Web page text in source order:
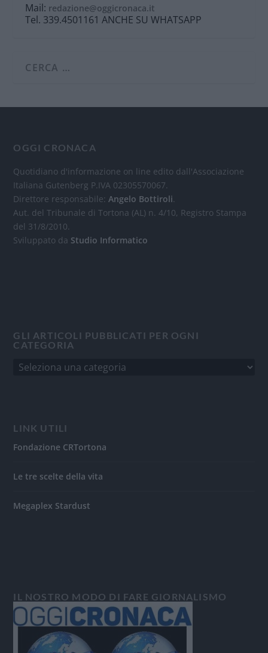
Mail: redazione@oggicronaca.it
Tel. 339.4501161 ANCHE SU WHATSAPP
OGGI CRONACA
Quotidiano d'informazione on line edito dall'Associazione
Italiana Gutenberg P.IVA 02305570067.
Direttore responsabile:Angelo Bottiroli.
Aut. del Tribunale di Tortona (AL) n. 4/10, Registro Stampa
del 31/8/2010.
Sviluppato da Studio Informatico
GLI ARTICOLI PUBBLICATI PER OGNI
CATEGORIA
LINK UTILI
Fondazione CRTortona
Le tre scelte della vita
Megaplex Stardust
IL NOSTRO MODO DI FARE GIORNALISMO